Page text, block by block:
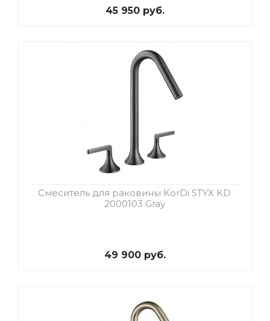
45 950 руб.
Смеситель для раковины KorDi STYX KD
2000103 Gray
49 900 руб.